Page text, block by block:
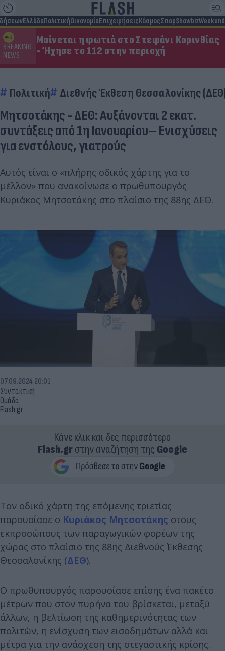
ΕλλάδαΠολιτικήΟικονομίαΕπιχειρήσειςΚόσμοςΣπορShowbizWeekend
BREAKING
NEWS
Μαίνεται η φωτιά στο Στεφάνι Κορινθίας
- Ήχησε το 112 στην περιοχή
Πολιτική Διεθνής Έκθεση Θεσσαλονίκης
Μητσοτάκης - ΔΕΘ: Αυξάνονται 2 εκατ.
συντάξεις από 1η Ιανουαρίου– Ενισχύσεις
για ενστόλους, γιατρούς
Αυτός είναι ο «πλήρης οδικός χάρτης για το
μέλλον» που ανακοίνωσε ο πρωθυπουργός
Κυριάκος Μητσοτάκης στο πλαίσιο της 88ης ΔΕΘ.
Συντακτική
Ομάδα
Flash.gr
07.09.2024 20:01
Κάνε κλικ και δες περισσότερο
Flash.grστην αναζήτηση της Google
Τον οδικό χάρτη της επόμενης τριετίας
παρουσίασε ο Κυριάκος Μητσοτάκης στους
εκπροσώπους των παραγωγικών φορέων της
χώρας στο πλαίσιο της 88ης Διεθνούς Έκθεσης
Θεσσαλονίκης (ΔΕΘ).
Ο πρωθυπουργός παρουσίασε επίσης ένα πακέτο
μέτρων που στον πυρήνα του βρίσκεται, μεταξύ
άλλων, η βελτίωση της καθημερινότητας των
πολιτών, η ενίσχυση των εισοδημάτων αλλά και
μέτρα για την ανάσχεση της στεγαστικής κρίσης.